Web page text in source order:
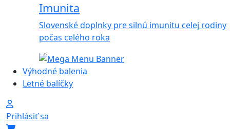
Imunita
Slovenské doplnky pre silnú imunitu celej rodiny
počas celého roka
Výhodné balenia
Letné balíčky
Prihlásiť sa